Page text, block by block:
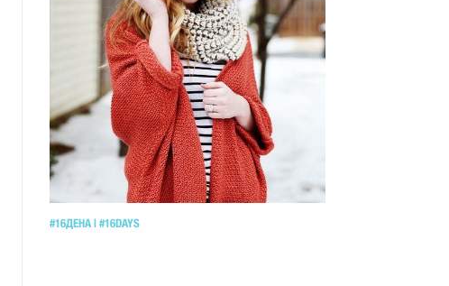
#16ДЕНА | #16DAYS